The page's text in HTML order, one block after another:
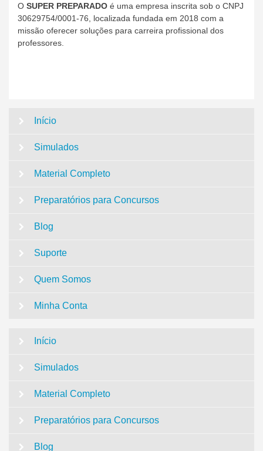
O SUPER PREPARADO é uma empresa inscrita sob o CNPJ
30629754/0001-76, localizada fundada em 2018 com a
missão oferecer soluções para carreira profissional dos
professores.
Início
Simulados
Material Completo
Preparatórios para Concursos
Blog
Suporte
Quem Somos
Minha Conta
Início
Simulados
Material Completo
Preparatórios para Concursos
Blog